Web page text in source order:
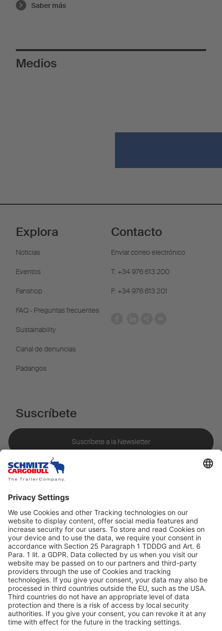
Saber más
Medios
Explora
Noticias
Eventos
Fanshop
FAQ - Preguntas frecuentes
Sustainability
Canal de denuncias
Padangos
Contacto
Enviar correo electrónico
T: +34 976 613 200
F: +34 976 613 201
Suscríbete